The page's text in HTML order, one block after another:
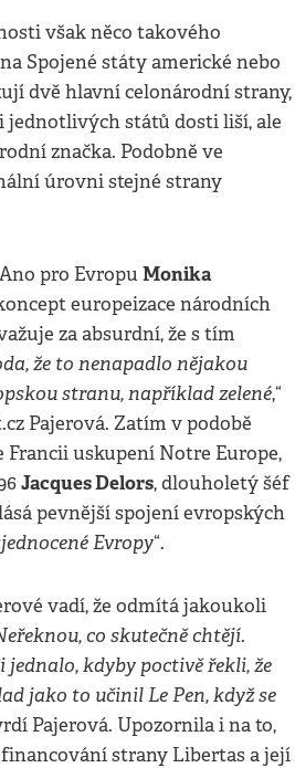
však něco takového
Spojené státy americké nebo
dvě hlavní celonárodní strany,
jednotlivých států dosti liší, ale
značka. Podobně ve
úrovni stejné strany
pro Evropu Monika
europeizace národních
za absurdní, že s tím
že to nenapadlo nějakou
stranu, například zelené,“
Pajerová. Zatím v podobě
uskupení Notre Europe,
Jacques Delors, dlouholetý šéf
pevnější spojení evropských
Evropy“.
vadí, že odmítá jakoukoli
co skutečně chtějí.
jednalo, kdyby poctivě řekli, že
jako to učinil Le Pen, když se
Pajerová. Upozornila i na to,
strany Libertas a její